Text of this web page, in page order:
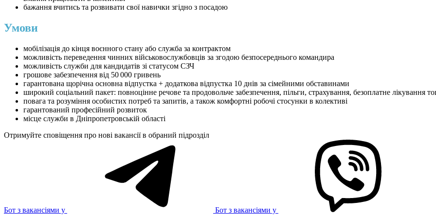
бажання вчитись та розвивати свої навички згідно з посадою
Умови
мобілізація до кінця воєнного стану або служба за контрактом
можливість переведення чинних військовослужбовців за згодою безпосереднього командира
можливість служби для кандидатів зі статусом СЗЧ
грошове забезпечення від 50 000 гривень
гарантована щорічна основна відпустка + додаткова відпустка 10 днів за сімейними обставинами
широкий соціальний пакет: повноцінне речове та продовольче забезпечення, пільги, страхування, безоплатне лікування
повага та розуміння особистих потреб та запитів, а також комфортні робочі стосунки в колективі
гарантований професійний розвиток
місце служби в Дніпропетровській області
Отримуйте сповіщення про нові вакансії в обраний підрозділ
Бот з вакансіями у Бот з вакансіями у